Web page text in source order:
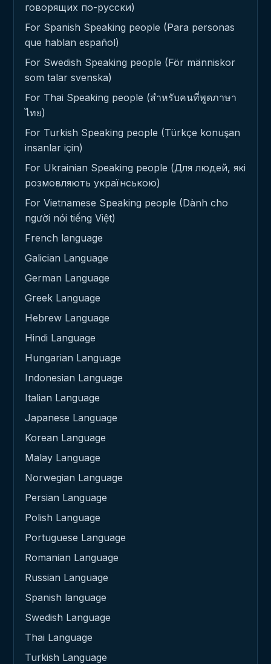
говорящих по-русски)
For Spanish Speaking people (Para personas
que hablan español)
For Swedish Speaking people (För människor
som talar svenska)
For Thai Speaking people (สำหรับคนที่พูดภาษา
ไทย)
For Turkish Speaking people (Türkçe konuşan
insanlar için)
For Ukrainian Speaking people (Для людей, які
розмовляють українською)
For Vietnamese Speaking people (Dành cho
người nói tiếng Việt)
French language
Galician Language
German Language
Greek Language
Hebrew Language
Hindi Language
Hungarian Language
Indonesian Language
Italian Language
Japanese Language
Korean Language
Malay Language
Norwegian Language
Persian Language
Polish Language
Portuguese Language
Romanian Language
Russian Language
Spanish language
Swedish Language
Thai Language
Turkish Language